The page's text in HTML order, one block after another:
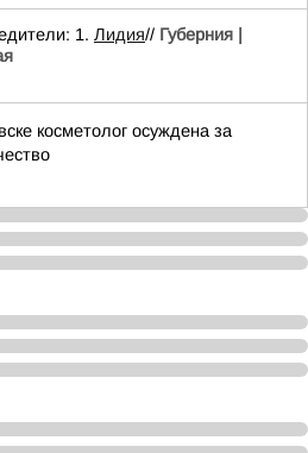
1. Лидия// Губерния |
косметолог осуждена за